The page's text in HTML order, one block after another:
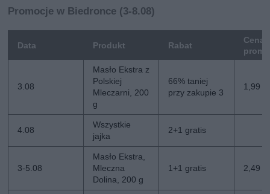
Promocje w Biedronce (3-8.08)
Data Produkt Rabat
Cena
3.08
Masło Ekstra z
Polskiej
Mleczarni, 200
g
66% taniej
przy zakupie 3
1,99
4.08
Wszystkie
jajka
2+1 gratis
3-5.08
Masło Ekstra,
Mleczna
Dolina, 200 g
1+1 gratis 2,49